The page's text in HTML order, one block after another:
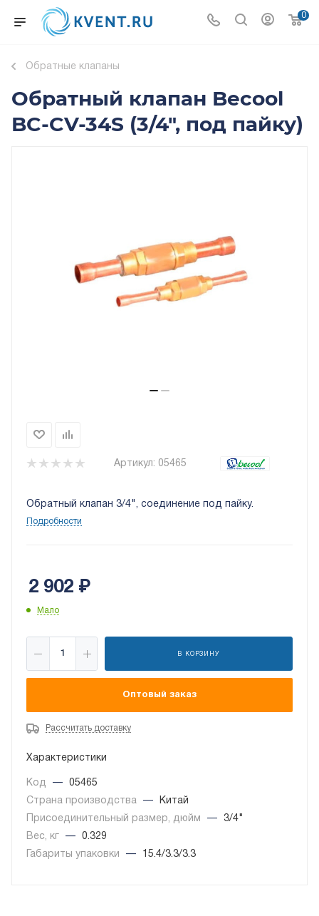
0
Обратные клапаны
Обратный клапан Becool
BC-CV-34S (3/4", под пайку)
Артикул: 05465
Обратный клапан 3/4", соединение под пайку.
Подробности
2 902 ₽
Мало
В КОРЗИНУ
Оптовый заказ
Рассчитать доставку
Характеристики
Код —
05465
Страна производства
—
Китай
Присоединительный размер, дюйм
—
3/4"
Вес, кг
—
0.329
Габариты упаковки
— 15.4/3.3/3.3